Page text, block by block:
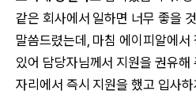
같은 회사에서 일하면 너무 좋을
말씀드렸는데, 마침 에이피알에
있어 담당자님께서 지원을 권유해
자리에서 즉시 지원을 했고 입사